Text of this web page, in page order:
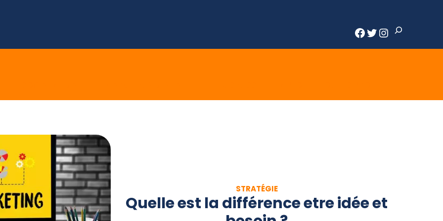
Facebook
Twitter
Instagram
Rechercher
STRATÉGIE
Quelle est la différence etre idée et